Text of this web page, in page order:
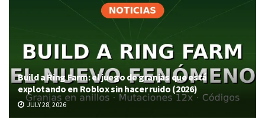
Build a Ring Farm: el juego de granjas que está
explotando en Roblox sin hacer ruido (2026)
JULY 28, 2026